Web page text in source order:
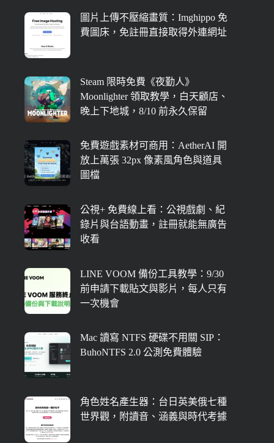
圖片上傳不壓縮畫質：Imghippo 免
費圖床，免註冊直接取得外連網址
Steam 限時免費《夜勤人》
Moonlighter 領取教學，白天顧店、
晚上下地城，8/10 前永久保留
免費遊戲素材可商用：AetherAI 開
放上萬張 32px 像素風角色與道具
圖檔
公視+ 免費線上看：公視戲劇、紀
錄片與台語動畫，註冊就能無廣告
收看
LINE VOOM 備份工具教學：9/30
前申請下載貼文與影片，每人只有
一次機會
Mac 讀寫 NTFS 硬碟不用關 SIP：
BuhoNTFS 2.0 公測免費體驗
角色姓名產生器：台日英美俄七種
世界觀，附讀音、涵義與時代考據